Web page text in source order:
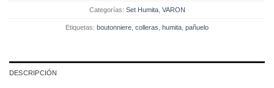
Categorías: Set Humita, VARON
Etiquetas: boutonniere colleras humita pañuelo
DESCRIPCIÓN